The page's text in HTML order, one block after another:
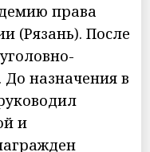
права
(Рязань). После
До назначения в
и